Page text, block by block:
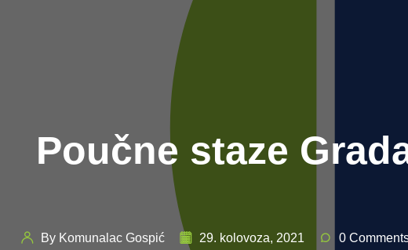
Poučne staze
By Komunalac Gospić 29. kolovoza, 2021 0